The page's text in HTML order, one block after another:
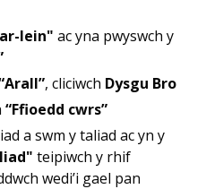
lein" ac yna pwyswch y
, cliciwch Dysgu Bro
“Ffioedd cwrs”
a swm y taliad ac yn y
teipiwch y rhif
wedi’i gael pan